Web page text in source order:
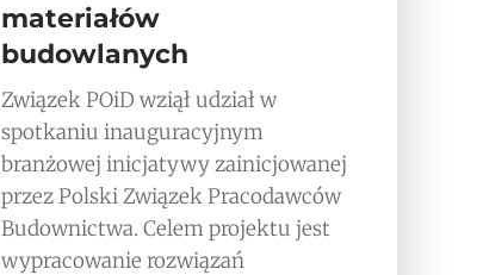
materiałów
budowlanych
Związek POiD wziął udział w
spotkaniu inauguracyjnym
branżowej inicjatywy zainicjowanej
przez Polski Związek Pracodawców
Budownictwa. Celem projektu jest
wypracowanie rozwiązań